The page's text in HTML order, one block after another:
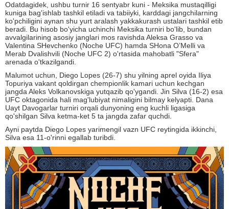
Odatdagidek, ushbu turnir 16 sentyabr kuni - Meksika mustaqilligi
kuniga bag'ishlab tashkil etiladi va tabiiyki, karddagi jangchilarning
ko'pchiligini aynan shu yurt aralash yakkakurash ustalari tashkil etib
beradi. Bu hisob bo'yicha uchinchi Meksika turniri bo'lib, bundan
avvalgilarining asosiy janglari mos ravishda Aleksa Grasso va
Valentina SHevchenko (Noche UFC) hamda SHona O’Melli va
Merab Dvalishvili (Noche UFC 2) o'rtasida mahobatli "Sfera"
arenada o'tkazilgandi.
Malumot uchun, Diego Lopes (26-7) shu yilning aprel oyida Iliya
Topuriya vakant qoldirgan chempionlik kamari uchun kechgan
jangda Aleks Volkanovskiga yutqazib qo'ygandi. Jin Silva (16-2) esa
UFC oktagonida hali mag'lubiyat nimaligini bilmay kelyapti. Dana
Uayt Davogarlar turniri orqali dunyoning eng kuchli ligasiga
qo'shilgan Silva ketma-ket 5 ta jangda zafar quchdi.
Ayni paytda Diego Lopes yarimengil vazn UFC reytingida ikkinchi,
Silva esa 11-o'rinni egallab turibdi.